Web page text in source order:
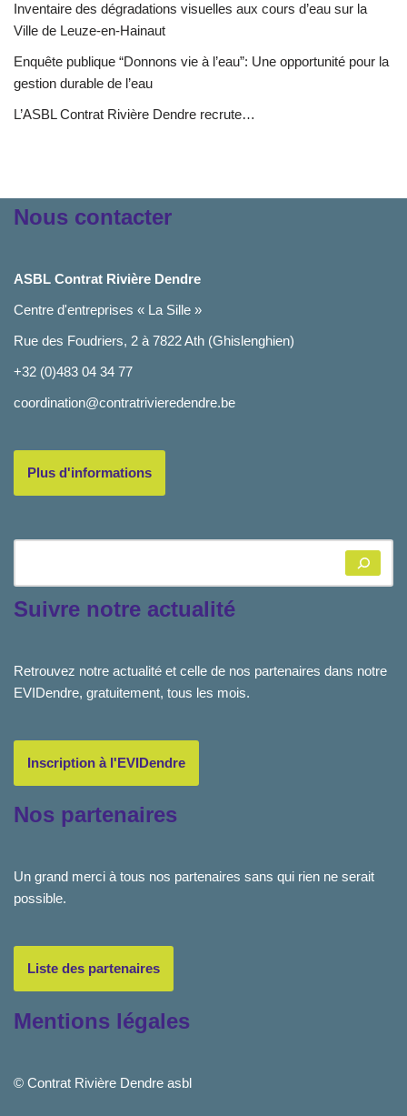
Inventaire des dégradations visuelles aux cours d’eau sur la
Ville de Leuze-en-Hainaut
Enquête publique “Donnons vie à l’eau”: Une opportunité pour la
gestion durable de l’eau
L’ASBL Contrat Rivière Dendre recrute…
Nous contacter
ASBL Contrat Rivière Dendre
Centre d'entreprises « La Sille »
Rue des Foudriers, 2 à 7822 Ath (Ghislenghien)
+32 (0)483 04 34 77
coordination@contratrivieredendre.be
Plus d'informations
Suivre notre actualité
Retrouvez notre actualité et celle de nos partenaires dans notre
EVIDendre, gratuitement, tous les mois.
Inscription à l'EVIDendre
Nos partenaires
Un grand merci à tous nos partenaires sans qui rien ne serait
possible.
Liste des partenaires
Mentions légales
© Contrat Rivière Dendre asbl